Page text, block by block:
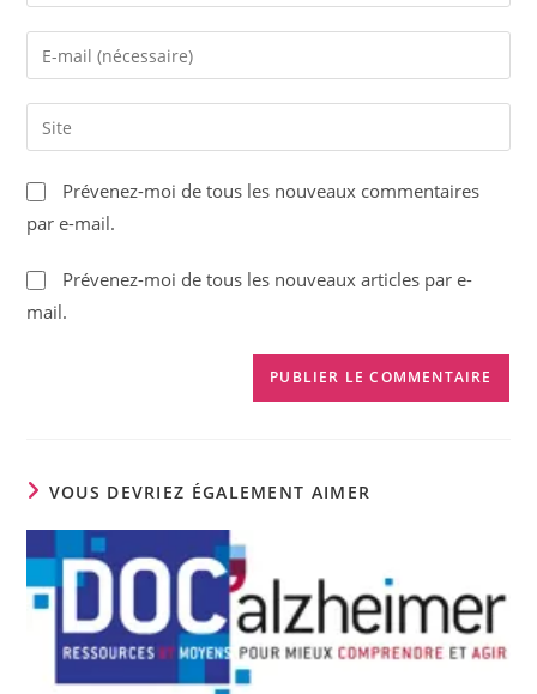
name
comment
Enter
your
email
address
comment
Saisir
l’URL
de
votre
site
(facultatif)
Prévenez-moi de tous les nouveaux commentaires
par e-mail.
Prévenez-moi de tous les nouveaux articles par e-
mail.
VOUS DEVRIEZ ÉGALEMENT AIMER